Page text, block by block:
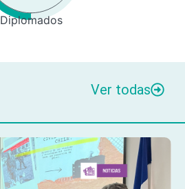
Diplomados
Ver todas